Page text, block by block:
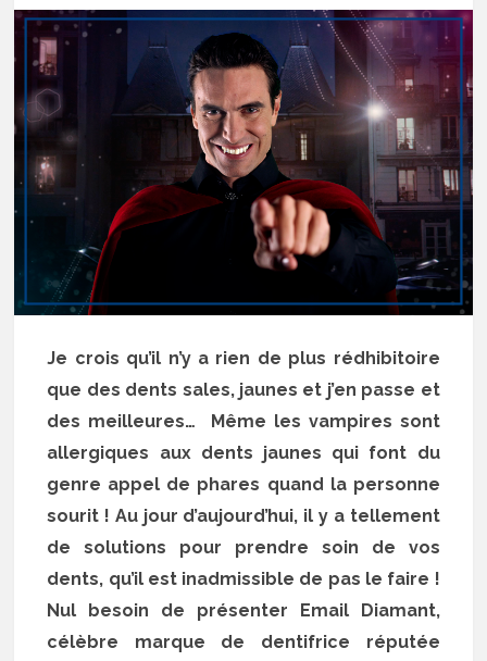
Je crois qu’il n’y a rien de plus rédhibitoire
que des dents sales, jaunes et j’en passe et
des meilleures… Même les vampires sont
allergiques aux dents jaunes qui font du
genre appel de phares quand la personne
sourit ! Au jour d’aujourd’hui, il y a tellement
de solutions pour prendre soin de vos
dents, qu’il est inadmissible de pas le faire !
Nul besoin de présenter Email Diamant,
célèbre marque de dentifrice réputée